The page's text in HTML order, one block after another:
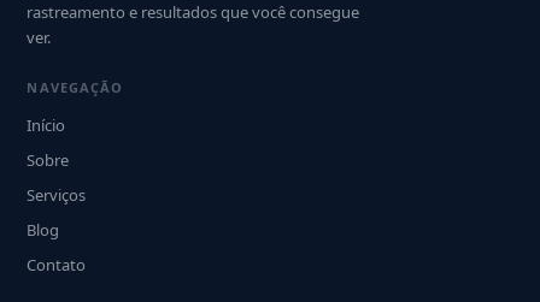
rastreamento e resultados que você consegue
ver.
NAVEGAÇÃO
Início
Sobre
Serviços
Blog
Contato